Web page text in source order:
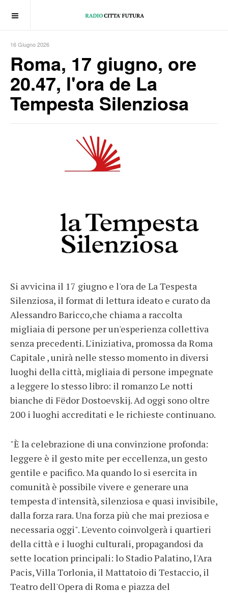
16 Giugno 2026
Roma, 17 giugno, ore
20.47, l'ora de La
Tempesta Silenziosa
Si avvicina il 17 giugno e l'ora de La Tespesta
Silenziosa, il format di lettura ideato e curato da
Alessandro Baricco,che chiama a raccolta
migliaia di persone per un'esperienza collettiva
senza precedenti. L'iniziativa, promossa da Roma
Capitale , unirà nelle stesso momento in diversi
luoghi della città, migliaia di persone impegnate
a leggere lo stesso libro: il romanzo Le notti
bianche di Fëdor Dostoevskij. Ad oggi sono oltre
200 i luoghi accreditati e le richieste continuano.
"È la celebrazione di una convinzione profonda:
leggere è il gesto mite per eccellenza, un gesto
gentile e pacifico. Ma quando lo si esercita in
comunità è possibile vivere e generare una
tempesta d'intensità, silenziosa e quasi invisibile,
dalla forza rara. Una forza più che mai preziosa e
necessaria oggi". L'evento coinvolgerà i quartieri
della città e i luoghi culturali, propagandosi da
sette location principali: lo Stadio Palatino, l'Ara
Pacis, Villa Torlonia, il Mattatoio di Testaccio, il
Teatro dell'Opera di Roma e piazza del